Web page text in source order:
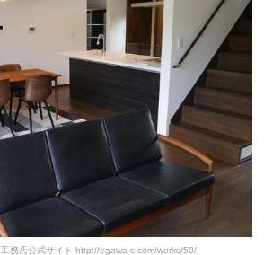
務店公式サイト http://egawa-c.com/works/50/